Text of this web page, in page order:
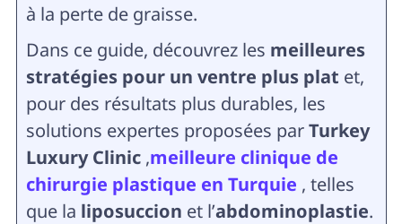
à la perte de graisse.
Dans ce guide, découvrez les meilleures
stratégies pour un ventre plus plat et,
pour des résultats plus durables, les
solutions expertes proposées parTurkey
Luxury Clinic ,meilleure clinique de
chirurgie plastique en Turquie , telles
que la liposuccion et l’abdominoplastie.